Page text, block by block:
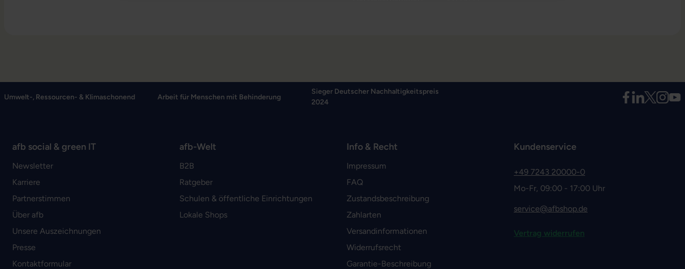
Umwelt-, Ressourcen- & Klimaschonend Arbeit für Menschen mit Behinderung
Sieger Deutscher Nachhaltigkeitspreis
2024
afb social & green IT
Newsletter
Karriere
Partnerstimmen
Über afb
Unsere Auszeichnungen
Presse
Kontaktformular
afb-Welt
B2B
Ratgeber
Schulen & öffentliche Einrichtungen
Lokale Shops
Info & Recht
Impressum
FAQ
Zustandsbeschreibung
Zahlarten
Versandinformationen
Widerrufsrecht
Garantie-Beschreibung
Kundenservice
+49 7243 20000-0
Mo-Fr, 09:00 - 17:00 Uhr
service@afbshop.de
Vertrag widerrufen